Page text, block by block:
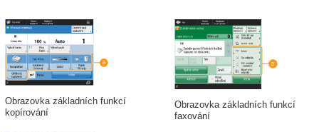
Obrazovka základních funkcí
kopírování
Obrazovka základních funkcí
faxování